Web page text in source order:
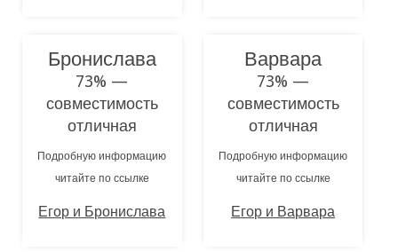
Бронислава
73% —
совместимость
отличная
Подробную информацию
читайте по ссылке
Егор и Бронислава
Варвара
73% —
совместимость
отличная
Подробную информацию
читайте по ссылке
Егор и Варвара